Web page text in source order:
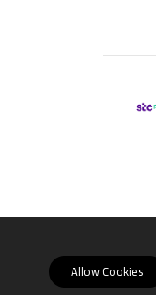
Allow Cookies